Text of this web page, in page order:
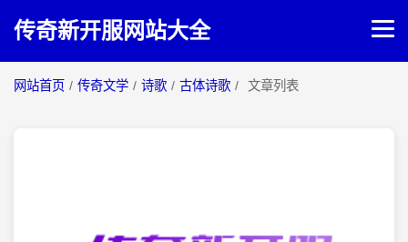
传奇新开服网站大全
网站首页 / 传奇文学 / 诗歌 / 古体诗歌 / 文章列表